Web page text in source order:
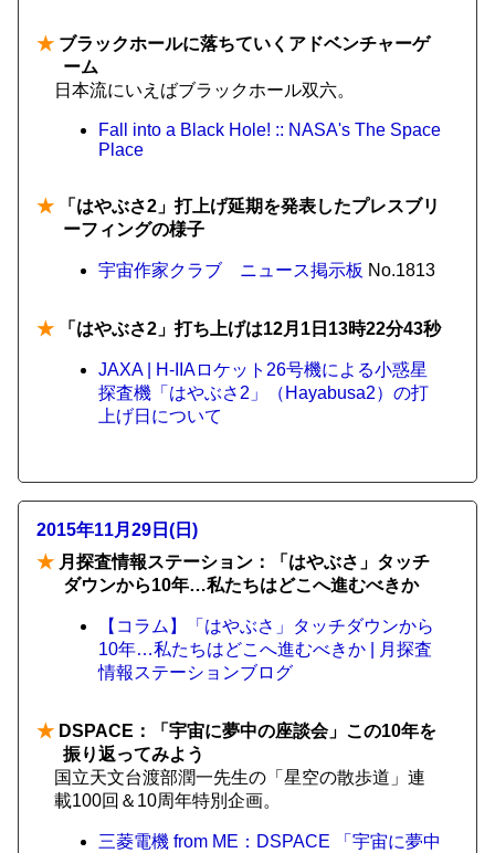
★ ブラックホールに落ちていくアドベンチャーゲ
ーム
日本流にいえばブラックホール双六。
Fall into a Black Hole! :: NASA's The Space
Place
★ 「はやぶさ2」打上げ延期を発表したプレスブリ
ーフィングの様子
宇宙作家クラブ ニュース掲示板 No.1813
★ 「はやぶさ2」打ち上げは12月1日13時22分43秒
JAXA | H-IIAロケット26号機による小惑星
探査機「はやぶさ2」（Hayabusa2）の打
上げ日について
2015年11月29日(日)
★ 月探査情報ステーション：「はやぶさ」タッチ
ダウンから10年…私たちはどこへ進むべきか
【コラム】「はやぶさ」タッチダウンから
10年…私たちはどこへ進むべきか | 月探査
情報ステーションブログ
★ DSPACE：「宇宙に夢中の座談会」この10年を
振り返ってみよう
国立天文台渡部潤一先生の「星空の散歩道」連
載100回＆10周年特別企画。
三菱電機 from ME：DSPACE 「宇宙に夢中